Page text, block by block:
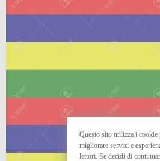
Questo sito utilizza i cookie
migliorare servizi e
lettori. Se decidi di